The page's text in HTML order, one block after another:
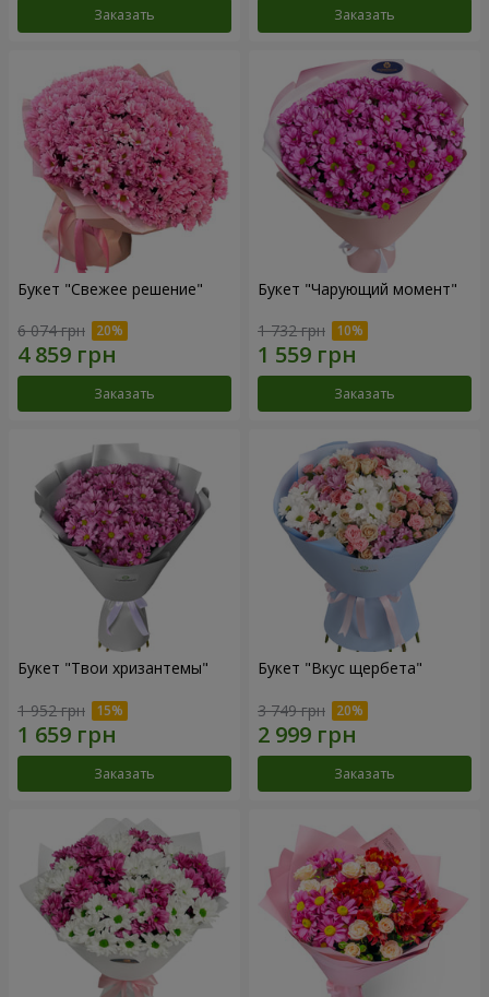
Заказать Заказать
Букет "Свежее решение"
6 074 грн
Заказать
Букет "Чарующий момент"
1 732 грн
Заказать
Букет "Твои хризантемы"
1 952 грн
Заказать
Букет "Вкус щербета"
3 749 грн
Заказать